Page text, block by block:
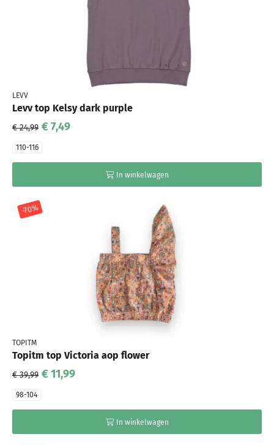
LEVV
Levv top Kelsy dark purple
€ 24,99 € 7,49
110-116
In winkelwagen
-70%
TOPITM
Topitm top Victoria aop flower
€ 39,99 € 11,99
98-104
In winkelwagen